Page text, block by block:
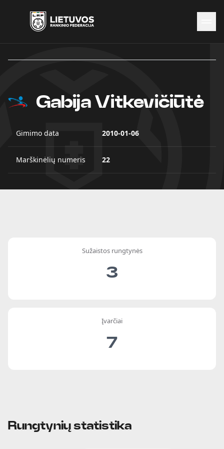
Naujienos
Čempionatai
Kontaktai
Gabija Vitkevičiūtė
Gimimo data 2010-01-06
Marškinėlių numeris 22
Sužaistos rungtynės
3
Įvarčiai
7
Rungtynių statistika